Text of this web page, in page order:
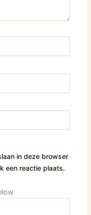
in deze browser
een reactie plaats.